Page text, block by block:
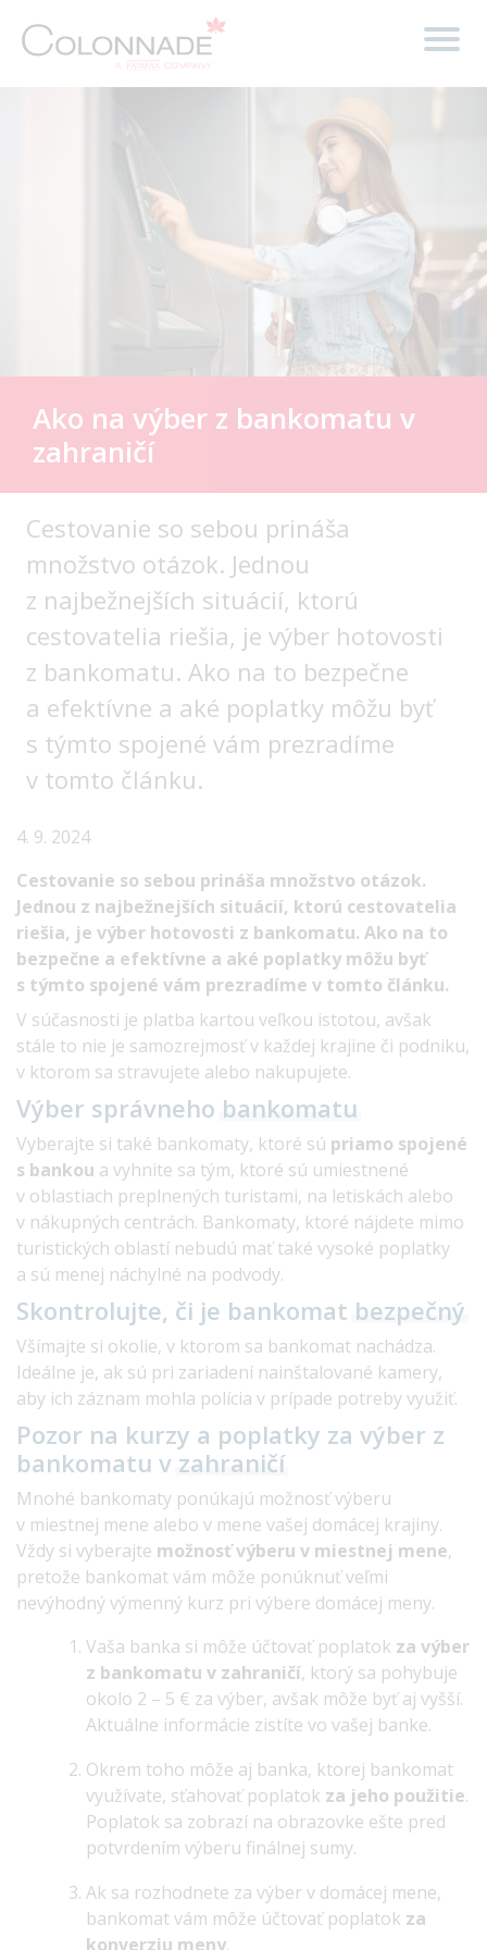
Ako na výber z bankomatu v
zahraničí
Cestovanie so sebou prináša
množstvo otázok. Jednou
z najbežnejších situácií, ktorú
cestovatelia riešia, je výber hotovosti
z bankomatu. Ako na to bezpečne
a efektívne a aké poplatky môžu byť
s týmto spojené vám prezradíme
v tomto článku.
4. 9. 2024
Cestovanie so sebou prináša množstvo otázok.
Jednou z najbežnejších situácií, ktorú cestovatelia
riešia, je výber hotovosti z bankomatu. Ako na to
bezpečne a efektívne a aké poplatky môžu byť
s týmto spojené vám prezradíme v tomto článku.
V súčasnosti je platba kartou veľkou istotou, avšak
stále to nie je samozrejmosť v každej krajine či podniku,
v ktorom sa stravujete alebo nakupujete.
Výber správneho bankomatu
Vyberajte si také bankomaty, ktoré sú priamo spojené
s bankou a vyhnite sa tým, ktoré sú umiestnené
v oblastiach preplnených turistami, na letiskách alebo
v nákupných centrách. Bankomaty, ktoré nájdete mimo
turistických oblastí nebudú mať také vysoké poplatky
a sú menej náchylné na podvody.
Skontrolujte, či je bankomat bezpečný
Všímajte si okolie, v ktorom sa bankomat nachádza.
Ideálne je, ak sú pri zariadení nainštalované kamery,
aby ich záznam mohla polícia v prípade potreby využiť.
Pozor na kurzy a poplatky za výber z
bankomatu v zahraničí
Mnohé bankomaty ponúkajú možnosť výberu
v miestnej mene alebo v mene vašej domácej krajiny.
Vždy si vyberajte možnosť výberu v miestnej mene,
pretože bankomat vám môže ponúknuť veľmi
nevýhodný výmenný kurz pri výbere domácej meny.
Vaša banka si môže účtovať poplatok za výber
z bankomatu v zahraničí, ktorý sa pohybuje
okolo 2 – 5 € za výber, avšak môže byť aj vyšší.
Aktuálne informácie zistíte vo vašej banke.
Okrem toho môže aj banka, ktorej bankomat
využívate, sťahovať poplatok za jeho použitie.
Poplatok sa zobrazí na obrazovke ešte pred
potvrdením výberu finálnej sumy.
Ak sa rozhodnete za výber v domácej mene,
bankomat vám môže účtovať poplatok za
konverziu meny.